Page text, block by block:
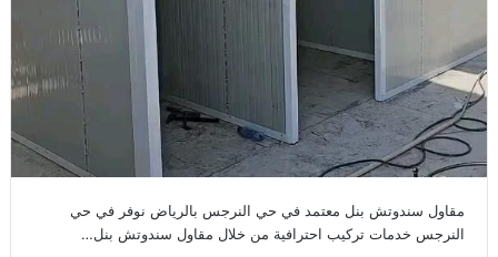
مقاول سندوتش بنل معتمد في حي النرجس بالرياض نوفر في حي
النرجس خدمات تركيب احترافية من خلال مقاول سندوتش بنل…